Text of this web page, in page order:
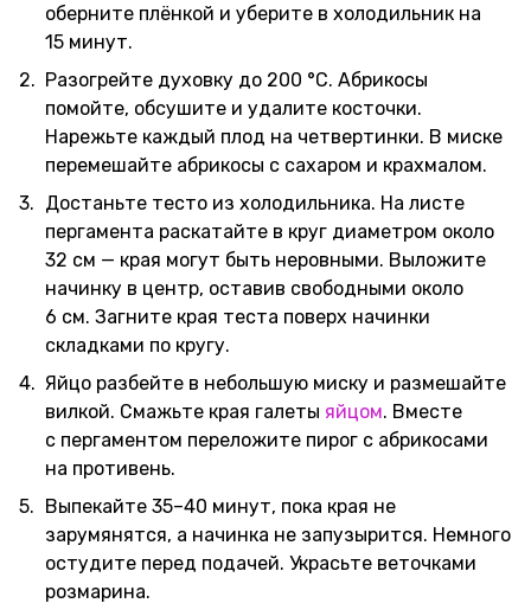
оберните плёнкой и уберите в холодильник на
15 минут.
Разогрейте духовку до 200 °C. Абрикосы
помойте, обсушите и удалите косточки.
Нарежьте каждый плод на четвертинки. В миске
перемешайте абрикосы с сахаром и крахмалом.
Достаньте тесто из холодильника. На листе
пергамента раскатайте в круг диаметром около
32 см — края могут быть неровными. Выложите
начинку в центр, оставив свободными около
6 см. Загните края теста поверх начинки
складками по кругу.
Яйцо разбейте в небольшую миску и размешайте
вилкой. Смажьте края галеты яйцом. Вместе
с пергаментом переложите пирог с абрикосами
на противень.
Выпекайте 35–40 минут, пока края не
зарумянятся, а начинка не запузырится. Немного
остудите перед подачей. Украсьте веточками
розмарина.